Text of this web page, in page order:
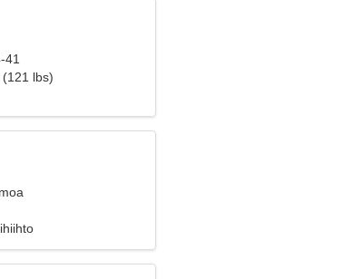
41
lbs)